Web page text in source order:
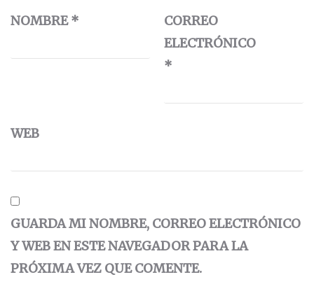
NOMBRE*
CORREO
ELECTRÓNICO
*
WEB
GUARDA MI NOMBRE, CORREO ELECTRÓNICO
Y WEB EN ESTE NAVEGADOR PARA LA
PRÓXIMA VEZ QUE COMENTE.